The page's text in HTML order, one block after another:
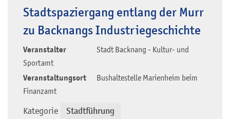
Stadtspaziergang entlang der Murr
zu Backnangs Industriegeschichte
Veranstalter
Stadt Backnang - Kultur- und
Sportamt
Veranstaltungsort
Bushaltestelle Marienheim beim
Finanzamt
Kategorie Stadtführung